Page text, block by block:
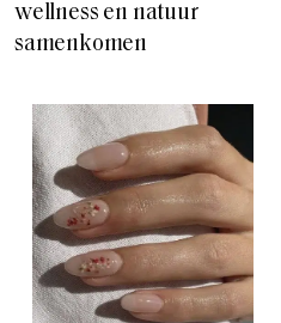
wellness en natuur
samenkomen